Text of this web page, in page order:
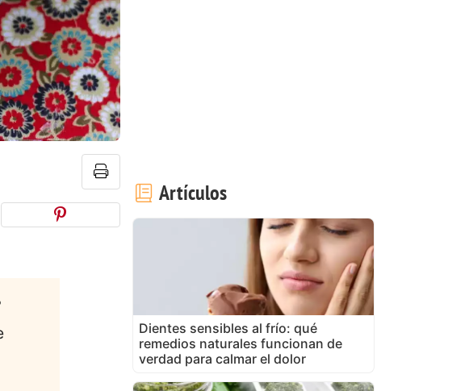
Artículos
Dientes sensibles al frío: qué
remedios naturales funcionan de
verdad para calmar el dolor